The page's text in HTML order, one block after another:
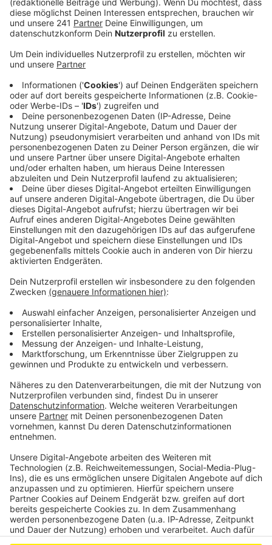
Anzeige
Anzeige
bleiben die Sicherheitsmaßnahmen für Geflügel im
Kreis Euskirchen weiterhin bestehen. Das hat die
Kreisverwaltung auf Radio Euskirchen Anfrage
bestätigt. Die Allgemeinverfügung, die sonst heute
ausgelaufen wäre, wird um einen Monat verlängert.
Damit gilt das Aufstallungsgebot im Raum Euskirchen-
Kuchenheim jetzt bis zum 20. Februar.
Das bedeutet, Geflügel muss hier in einem Stall
untergebracht werden, sodass es möglichst nicht mit
Wildvögeln in Kontakt kommt. In Kuchenheim sitzt mit
dem Eierhof Hennes einer der größten, kommerziellen
Geflügel-Betriebe im Kreis. Hier sei also besondere
Im ganzen Kreisgebiet sind außerdem
Geflügelausstellungen, Börsen oder Märkte, auch noch
weiterhin verboten. Seit Ende September wurde der
Erreger der Vogelgrippe in mehreren Geflügelbetrieben
in Nordrhein-Westfalen nachgewiesen. Auch bei
mehreren Wildvögeln wurde die Krankheit entdeckt.
Anzeige
Anzeige